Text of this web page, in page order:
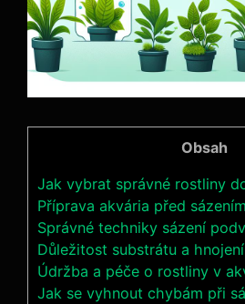
Obsah
Jak vybrat⁢ správné rostliny
Příprava akvária před
Správné techniky sázení
Důležitost⁣ substrátu a hnojení
Údržba a⁢ péče ​o rostliny v
Jak se vyhnout⁣ chybám ⁣při